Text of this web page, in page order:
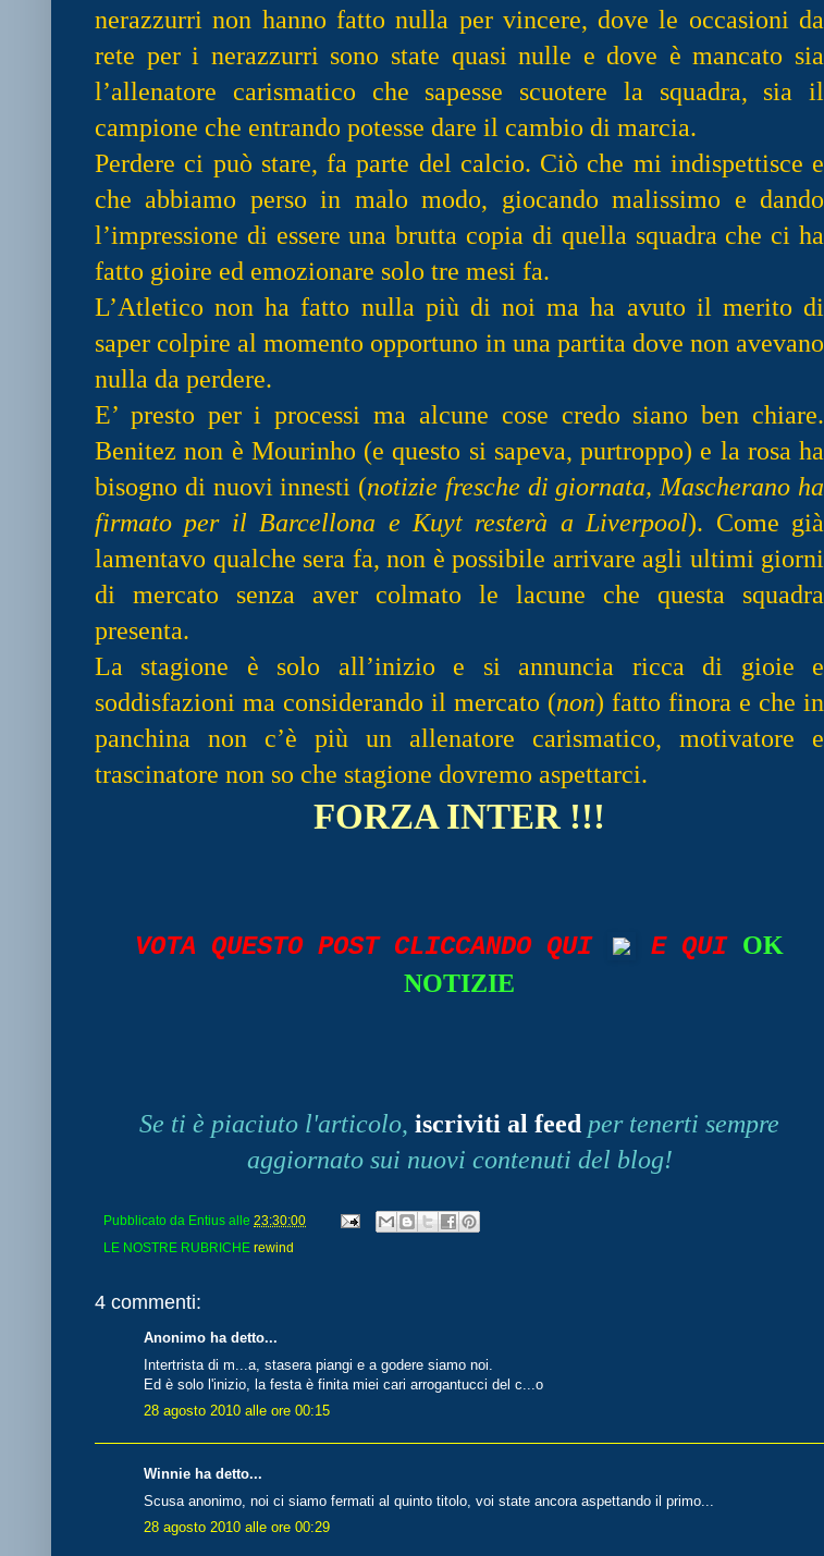
nerazzurri non hanno fatto nulla per vincere, dove le occasioni da
rete per i nerazzurri sono state quasi nulle e dove è mancato sia
l’allenatore carismatico che sapesse scuotere la squadra, sia il
campione che entrando potesse dare il cambio di marcia.
Perdere ci può stare, fa parte del calcio. Ciò che mi indispettisce e
che abbiamo perso in malo modo, giocando malissimo e dando
l’impressione di essere una brutta copia di quella squadra che ci ha
fatto gioire ed emozionare solo tre mesi fa.
L’Atletico non ha fatto nulla più di noi ma ha avuto il merito di
saper colpire al momento opportuno in una partita dove non avevano
nulla da perdere.
E’ presto per i processi ma alcune cose credo siano ben chiare.
Benitez non è Mourinho (e questo si sapeva, purtroppo) e la rosa ha
bisogno di nuovi innesti (notizie fresche di giornata, Mascherano ha
firmato per il Barcellona e Kuyt resterà a Liverpool). Come già
lamentavo qualche sera fa, non è possibile arrivare agli ultimi giorni
di mercato senza aver colmato le lacune che questa squadra
presenta.
La stagione è solo all’inizio e si annuncia ricca di gioie e
soddisfazioni ma considerando il mercato (non) fatto finora e che in
panchina non c’è più un allenatore carismatico, motivatore e
trascinatore non so che stagione dovremo aspettarci.
FORZA INTER !!!
VOTA QUESTO POST CLICCANDO QUI E QUI OK
NOTIZIE
Se ti è piaciuto l'articolo, iscriviti al feed per tenerti sempre
aggiornato sui nuovi contenuti del blog!
Pubblicato da Entius alle 23:30:00
LE NOSTRE RUBRICHE rewind
4 commenti:
Anonimo ha detto...
Intertrista di m...a, stasera piangi e a godere siamo noi.
Ed è solo l'inizio, la festa è finita miei cari arrogantucci del c...o
28 agosto 2010 alle ore 00:15
Winnie ha detto...
Scusa anonimo, noi ci siamo fermati al quinto titolo, voi state ancora aspettando il primo...
28 agosto 2010 alle ore 00:29